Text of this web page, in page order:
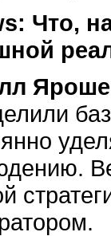
Что,